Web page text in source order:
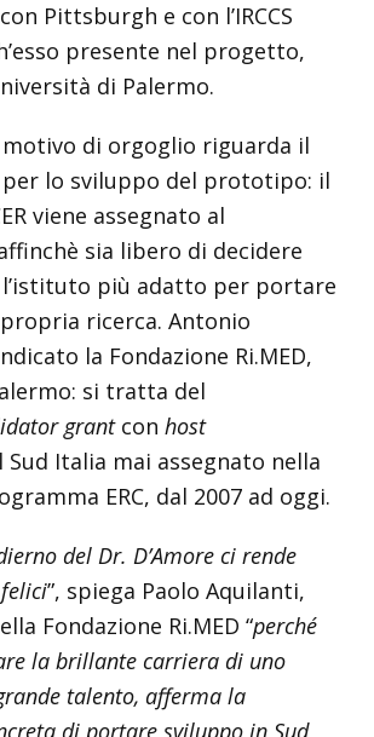
Pittsburgh e con l’IRCCS
presente nel progetto,
di Palermo.
di orgoglio riguarda il
lo sviluppo del prototipo: il
viene assegnato al
sia libero di decidere
più adatto per portare
ricerca. Antonio
la Fondazione Ri.MED,
si tratta del
grantcon host
Italia mai assegnato nella
ERC, dal 2007 ad oggi.
del Dr. D’Amore ci rende
”, spiega Paolo Aquilanti,
Fondazione Ri.MED “perché
la brillante carriera di uno
talento, afferma la
di portare sviluppo in Sud